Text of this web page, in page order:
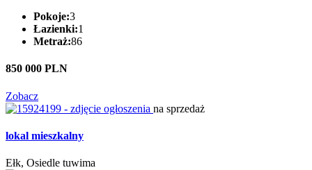
Pokoje:3
Łazienki:1
Metraż:86
850 000 PLN
Zobacz
na sprzedaż
lokal mieszkalny
Ełk, Osiedle tuwima